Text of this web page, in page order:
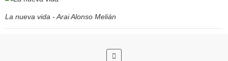
La nueva vida - Arai Alonso Melián